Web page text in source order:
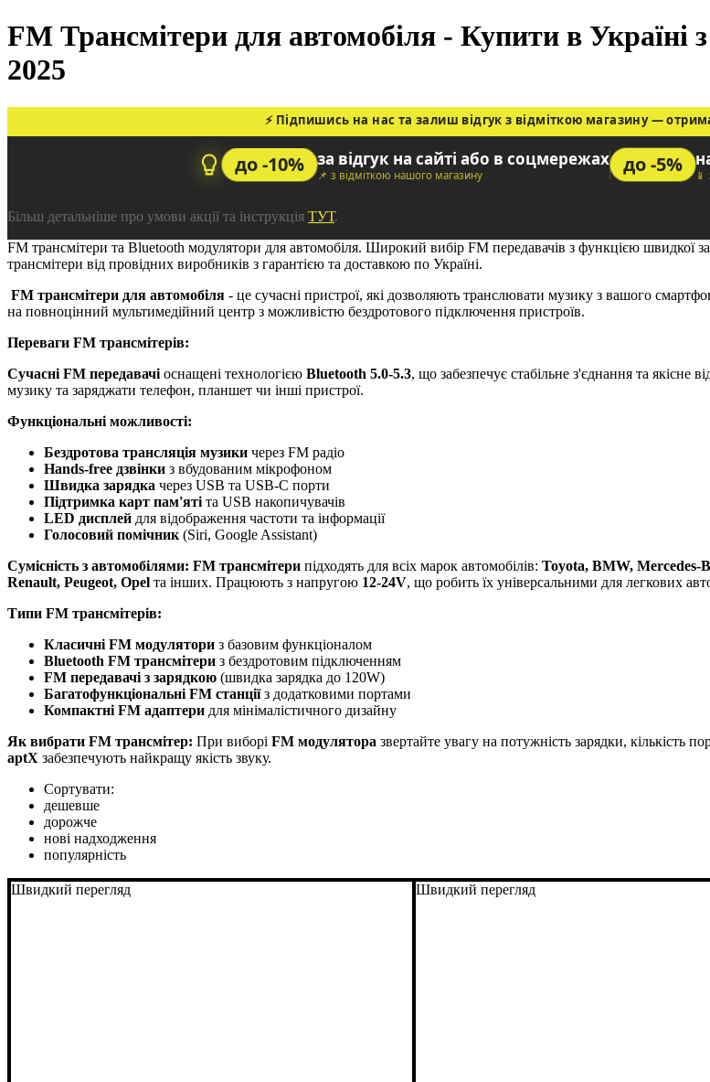
FM Трансмітери для автомобіля - Купити в
2025
⚡ Підпишись на нас та залиш відгук з відміткою магазину —
до -10% за відгук на сайті або в соцмережах
📌 з відміткою нашого магазину до -5% 📱
Більш детальніше про умови акції та інструкція ТУТ.
FM трансмітери та Bluetooth модулятори для автомобіля. Широкий вибір FM передавачів з функцією швидкої
трансмітери від провідних виробників з гарантією та доставкою по Україні.
FM трансмітери для автомобіля - це сучасні пристрої, які дозволяють транслювати музику з вашого
на повноцінний мультимедійний центр з можливістю бездротового підключення пристроїв.
Переваги FM трансмітерів:
Сучасні FM передавачі оснащені технологією Bluetooth 5.0-5.3, що забезпечує стабільне з'єднання та якісне
музику та заряджати телефон, планшет чи інші пристрої.
Функціональні можливості:
Бездротова трансляція музики через FM радіо
Hands-free дзвінки з вбудованим мікрофоном
Швидка зарядка через USB та USB-C порти
Підтримка карт пам'яті та USB накопичувачів
LED дисплей для відображення частоти та інформації
Голосовий помічник (Siri, Google Assistant)
Сумісність з автомобілями: FM трансмітери підходять для всіх марок автомобілів: Toyota, BMW, Mercedes-
Renault, Peugeot, Opel та інших. Працюють з напругою 12-24V, що робить їх універсальними для легкових
Типи FM трансмітерів:
Класичні FM модулятори з базовим функціоналом
Bluetooth FM трансмітери з бездротовим підключенням
FM передавачі з зарядкою (швидка зарядка до 120W)
Багатофункціональні FM станціїз додатковими портами
Компактні FM адаптери для мінімалістичного дизайну
Як вибрати FM трансмітер: При виборі FM модулятора звертайте увагу на потужність зарядки, кількість
aptX забезпечують найкращу якість звуку.
Сортувати:
дешевше
дорожче
нові надходження
популярність
Швидкий перегляд Швидкий перегляд